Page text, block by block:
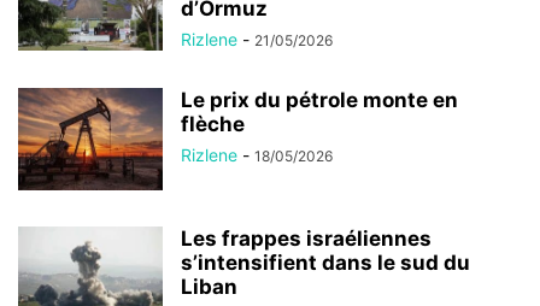
d’Ormuz
Rizlene - 21/05/2026
Le prix du pétrole monte en
flèche
Rizlene - 18/05/2026
Les frappes israéliennes
s’intensifient dans le sud du
Liban